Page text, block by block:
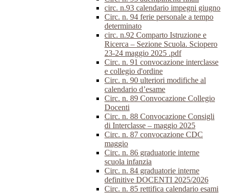
circ. n.93 calendario impegni giugno
Circ. n. 94 ferie personale a tempo
determinato
circ. n.92 Comparto Istruzione e
Ricerca – Sezione Scuola. Sciopero
23-24 maggio 2025 .pdf
Circ. n. 91 convocazione interclasse
e collegio d'ordine
Circ. n. 90 ulteriori modifiche al
calendario d’esame
Circ. n. 89 Convocazione Collegio
Docenti
Circ. n. 88 Convocazione Consigli
di Interclasse – maggio 2025
Circ. n. 87 convocazione CDC
maggio
Circ. n. 86 graduatorie interne
scuola infanzia
Circ. n. 84 graduatorie interne
definitive DOCENTI 2025/2026
Circ. n. 85 rettifica calendario esami